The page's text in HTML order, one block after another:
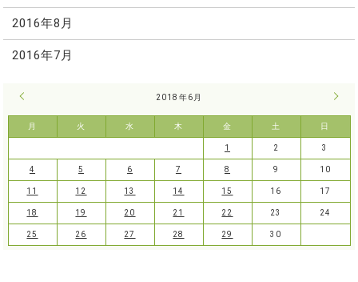
2016年8月
2016年7月
2018年6月
月 火 水 木 金 土 日
7月
1 2 3
4 5 6 7 8 9 10
11 12 13 14 15 16 17
18 19 20 21 22 23 24
25 26 27 28 29 30